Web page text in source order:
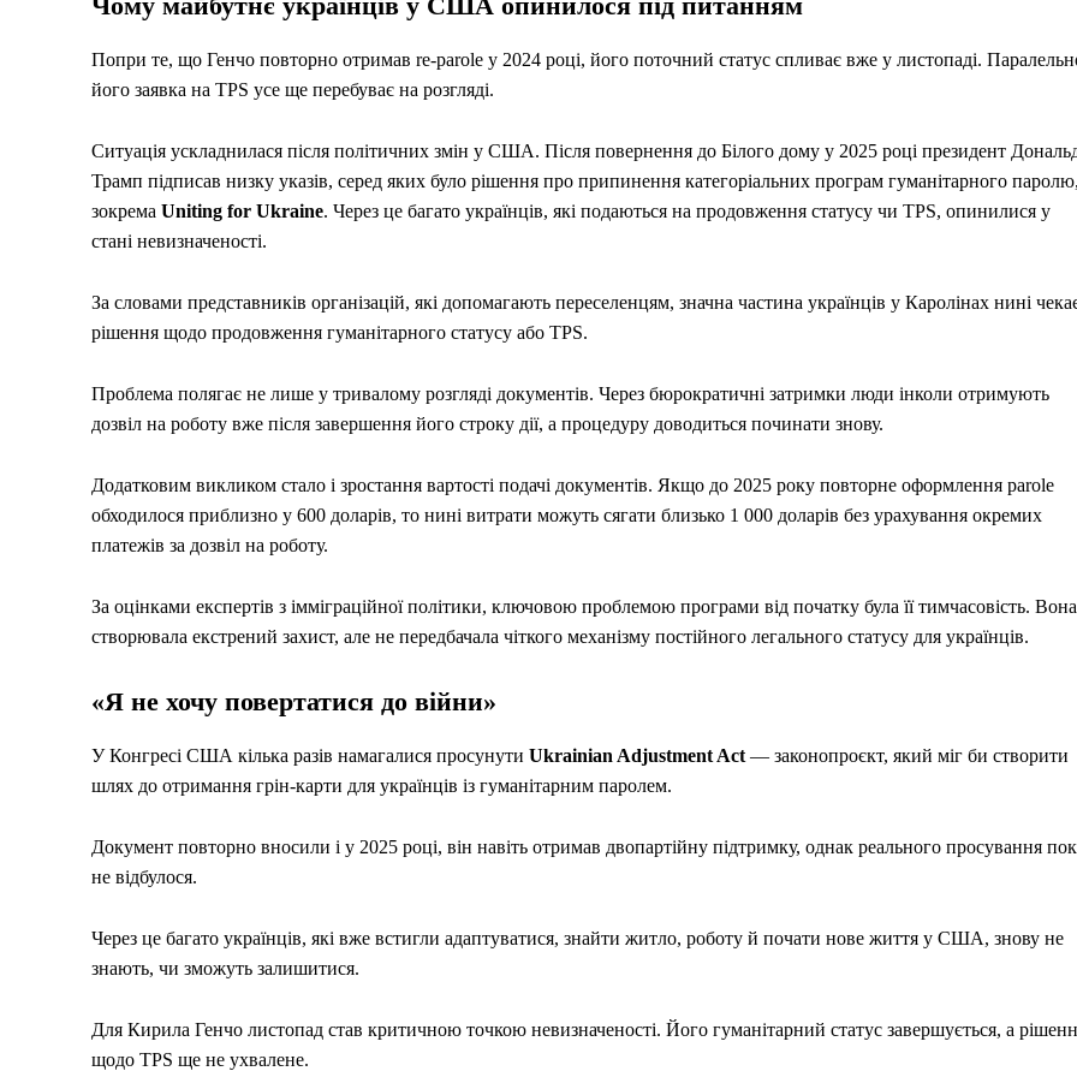
Попри те, що Генчо повторно отримав re-parole у 2024 році, його поточний статус спливає вже у листопаді.
його заявка на TPS усе ще перебуває на розгляді.
Ситуація ускладнилася після політичних змін у США. Після повернення до Білого дому у 2025 році президент
Трамп підписав низку указів, серед яких було рішення про припинення категоріальних програм гуманітарного паролю,
зокрема Uniting for Ukraine. Через це багато українців, які подаються на продовження статусу чи TPS, опинилися у
стані невизначеності.
За словами представників організацій, які допомагають переселенцям, значна частина українців у Каролінах нині
рішення щодо продовження гуманітарного статусу або TPS.
Проблема полягає не лише у тривалому розгляді документів. Через бюрократичні затримки люди інколи отримують
дозвіл на роботу вже після завершення його строку дії, а процедуру доводиться починати знову.
Додатковим викликом стало і зростання вартості подачі документів. Якщо до 2025 року повторне оформлення parole
обходилося приблизно у 600 доларів, то нині витрати можуть сягати близько 1 000 доларів без урахування окремих
платежів за дозвіл на роботу.
За оцінками експертів з імміграційної політики, ключовою проблемою програми від початку була її тимчасовість. Вона
створювала екстрений захист, але не передбачала чіткого механізму постійного легального статусу для українців.
«Я не хочу повертатися до війни»
У Конгресі США кілька разів намагалися просунути Ukrainian Adjustment Act — законопроєкт, який міг би створити
шлях до отримання грін-карти для українців із гуманітарним паролем.
Документ повторно вносили і у 2025 році, він навіть отримав двопартійну підтримку, однак реального просування
не відбулося.
Через це багато українців, які вже встигли адаптуватися, знайти житло, роботу й почати нове життя у США, знову не
знають, чи зможуть залишитися.
Для Кирила Генчо листопад став критичною точкою невизначеності. Його гуманітарний статус завершується, а
щодо TPS ще не ухвалене.